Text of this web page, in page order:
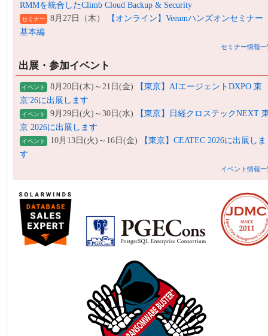
RMMを統合したClimb Cloud Backup & Security
セミナー 8月27日（木）
【オンライン】Veeamハンズオンセミナー
基本編
セミナー情報一
出展・参加イベント
イベント 8月20日(木)～21日(金)
【東京】AIエージェントDXPO 東
京'26に出展します
イベント 9月29日(火)～30日(水)
【東京】日経クロステックNEXT
京 2026に出展します
イベント 10月13日(火)～16日(金)
【東京】CEATEC 2026に出展しま
す
イベント情報一